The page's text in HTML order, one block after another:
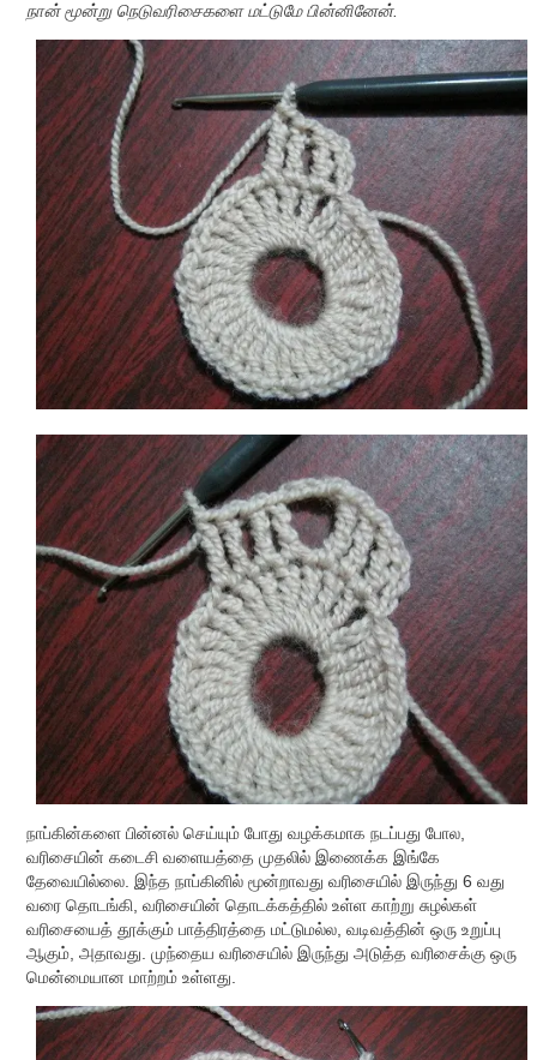
நான் மூன்று நெடுவரிசைகளை மட்டுமே பின்னினேன்.
நாப்கின்களை பின்னல் செய்யும் போது வழக்கமாக நடப்பது போல,
வரிசையின் கடைசி வளையத்தை முதலில் இணைக்க இங்கே
தேவையில்லை. இந்த நாப்கினில் மூன்றாவது வரிசையில் இருந்து 6 வது
வரை தொடங்கி, வரிசையின் தொடக்கத்தில் உள்ள காற்று சுழல்கள்
வரிசையைத் தூக்கும் பாத்திரத்தை மட்டுமல்ல, வடிவத்தின் ஒரு உறுப்பு
ஆகும், அதாவது. முந்தைய வரிசையில் இருந்து அடுத்த வரிசைக்கு ஒரு
மென்மையான மாற்றம் உள்ளது.